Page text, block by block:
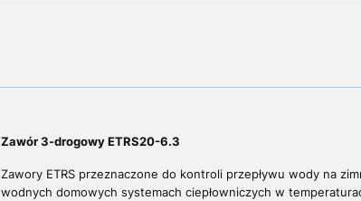
Zawór 3-drogowy ETRS20-6.3
Zawory ETRS przeznaczone do kontroli przepływu wody na
wodnych domowych systemach ciepłowniczych w